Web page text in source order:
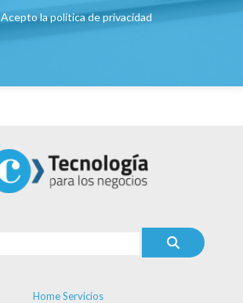
Acepto lapolítica de privacidad
Home Servicios